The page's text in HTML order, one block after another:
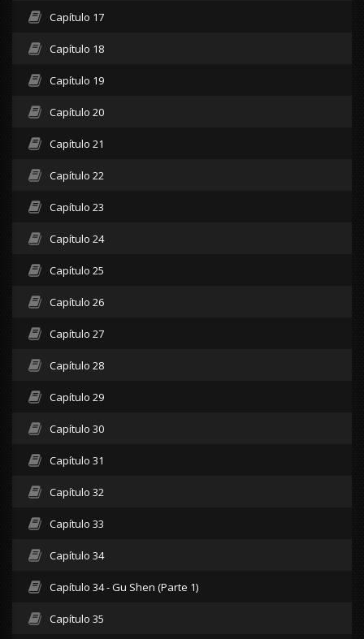
Capítulo 17
Capítulo 18
Capítulo 19
Capítulo 20
Capítulo 21
Capítulo 22
Capítulo 23
Capítulo 24
Capítulo 25
Capítulo 26
Capítulo 27
Capítulo 28
Capítulo 29
Capítulo 30
Capítulo 31
Capítulo 32
Capítulo 33
Capítulo 34
Capítulo 34 - Gu Shen (Parte 1)
Capítulo 35